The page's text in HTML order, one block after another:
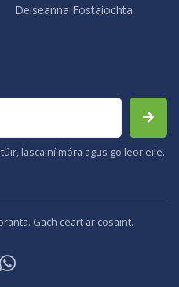
Deiseanna Fostaíochta
lascainí móra agus go leor eile.
Gach ceart ar cosaint.